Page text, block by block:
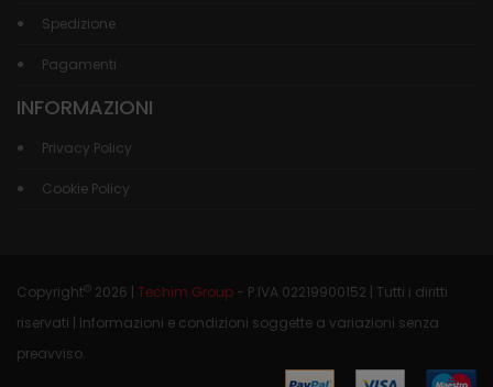
Spedizione
Pagamenti
INFORMAZIONI
Privacy Policy
Cookie Policy
Copyright© 2026 | Techim Group - P.IVA 02219900152 | Tutti i diritti
riservati | Informazioni e condizioni soggette a variazioni senza
preavviso.